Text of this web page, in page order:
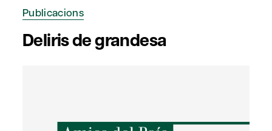
Publicacions
Deliris de grandesa